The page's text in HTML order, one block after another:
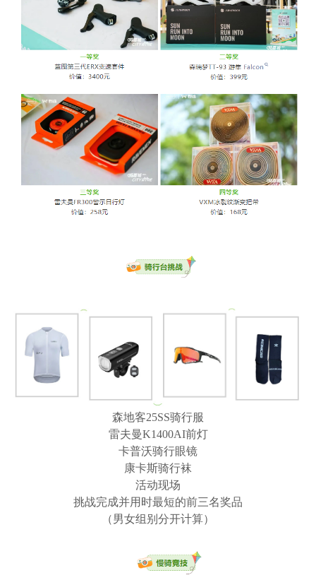
森地客25SS骑行服
雷夫曼K1400AI前灯
卡普沃骑行眼镜
康卡斯骑行袜
活动现场
挑战完成并用时最短的前三名奖品
（男女组别分开计算）